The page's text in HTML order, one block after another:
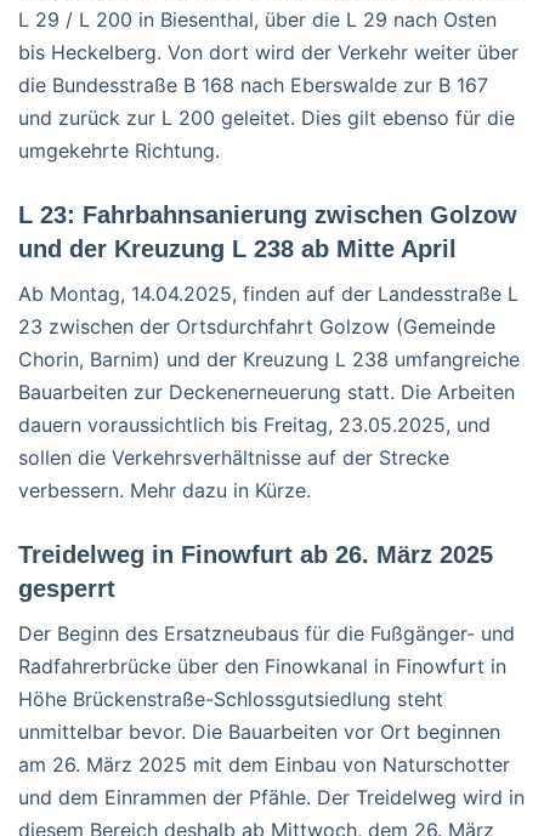
L 29 / L 200 in Biesenthal, über die L 29 nach Osten
bis Heckelberg. Von dort wird der Verkehr weiter über
die Bundesstraße B 168 nach Eberswalde zur B 167
und zurück zur L 200 geleitet. Dies gilt ebenso für die
umgekehrte Richtung.
L 23: Fahrbahnsanierung zwischen Golzow
und der Kreuzung L 238 ab Mitte April
Ab Montag, 14.04.2025, finden auf der Landesstraße L
23 zwischen der Ortsdurchfahrt Golzow (Gemeinde
Chorin, Barnim) und der Kreuzung L 238 umfangreiche
Bauarbeiten zur Deckenerneuerung statt. Die Arbeiten
dauern voraussichtlich bis Freitag, 23.05.2025, und
sollen die Verkehrsverhältnisse auf der Strecke
verbessern. Mehr dazu in Kürze.
Treidelweg in Finowfurt ab 26. März 2025
gesperrt
Der Beginn des Ersatzneubaus für die Fußgänger- und
Radfahrerbrücke über den Finowkanal in Finowfurt in
Höhe Brückenstraße-Schlossgutsiedlung steht
unmittelbar bevor. Die Bauarbeiten vor Ort beginnen
am 26. März 2025 mit dem Einbau von Naturschotter
und dem Einrammen der Pfähle. Der Treidelweg wird in
diesem Bereich deshalb ab Mittwoch, dem 26. März